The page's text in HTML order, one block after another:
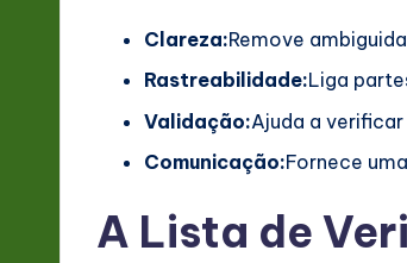
Clareza:Remove
Rastreabilidade:Liga
Validação:Ajuda a
Comunicação:Fornece
A Lista de